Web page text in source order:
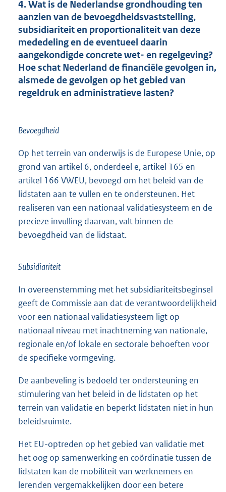
4. Wat is de Nederlandse grondhouding ten
aanzien van de bevoegdheidsvaststelling,
subsidiariteit en proportionaliteit van deze
mededeling en de eventueel daarin
aangekondigde concrete wet- en regelgeving?
Hoe schat Nederland de financiële gevolgen in,
alsmede de gevolgen op het gebied van
regeldruk en administratieve lasten?
Bevoegdheid
Op het terrein van onderwijs is de Europese Unie, op
grond van artikel 6, onderdeel e, artikel 165 en
artikel 166 VWEU, bevoegd om het beleid van de
lidstaten aan te vullen en te ondersteunen. Het
realiseren van een nationaal validatiesysteem en de
precieze invulling daarvan, valt binnen de
bevoegdheid van de lidstaat.
Subsidiariteit
In overeenstemming met het subsidiariteitsbeginsel
geeft de Commissie aan dat de verantwoordelijkheid
voor een nationaal validatiesysteem ligt op
nationaal niveau met inachtneming van nationale,
regionale en/of lokale en sectorale behoeften voor
de specifieke vormgeving.
De aanbeveling is bedoeld ter ondersteuning en
stimulering van het beleid in de lidstaten op het
terrein van validatie en beperkt lidstaten niet in hun
beleidsruimte.
Het EU-optreden op het gebied van validatie met
het oog op samenwerking en coördinatie tussen de
lidstaten kan de mobiliteit van werknemers en
lerenden vergemakkelijken door een betere